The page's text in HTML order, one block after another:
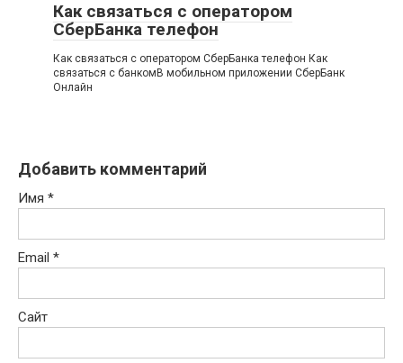
Как связаться с оператором
СберБанка телефон
Как связаться с оператором СберБанка телефон Как
связаться с банкомВ мобильном приложении СберБанк
Онлайн
Добавить комментарий
Имя *
Email *
Сайт